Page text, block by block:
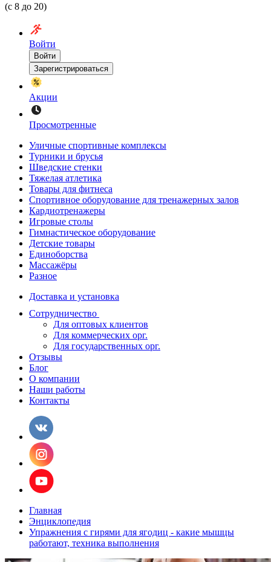
(с 8 до 20)
Войти
Войти
Зарегистрироваться
Акции
Просмотренные
Уличные спортивные комплексы
Турники и брусья
Шведские стенки
Тяжелая атлетика
Товары для фитнеса
Спортивное оборудование для тренажерных залов
Кардиотренажеры
Игровые столы
Гимнастическое оборудование
Детские товары
Единоборства
Массажёры
Разное
Доставка и установка
Сотрудничество
Для оптовых клиентов
Для коммерческих орг.
Для государственных орг.
Отзывы
Блог
О компании
Наши работы
Контакты
Главная
Энциклопедия
Упражнения с гирями для ягодиц - какие мышцы
работают, техника выполнения